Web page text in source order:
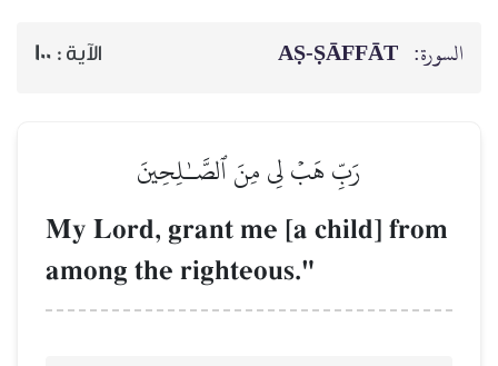
السورة: AṢ-ṢĀFFĀT الآية : 100
رَبِّ هَبۡ لِي مِنَ ٱلصَّـٰلِحِينَ
My Lord, grant me [a child] from
among the righteous."